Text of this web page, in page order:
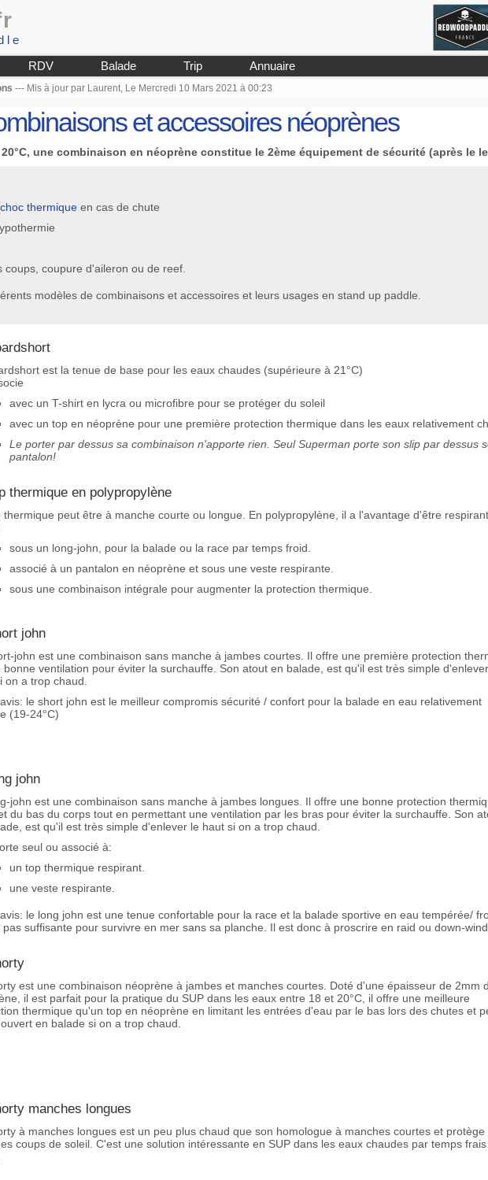
RDV Balade Trip Annuaire
--- Mis à jour par Laurent, Le Mercredi 10 Mars 2021 à 00:23
et accessoires néoprènes
une combinaison en néoprène constitue le 2ème équipement de sécurité (après le
choc thermique en cas de chute
coups, coupure d'aileron ou de reef.
modèles de combinaisons et accessoires et leurs usages en stand up paddle.
est la tenue de base pour les eaux chaudes (supérieure à 21°C)
avec un T-shirt en lycra ou microfibre pour se protéger du soleil
avec un top en néoprène pour une première protection thermique dans les eaux relativement
Le porter par dessus sa combinaison n'apporte rien. Seul Superman porte son slip par dessus
pantalon!
thermique en polypropylène
thermique peut être à manche courte ou longue. En polypropylène, il a l'avantage d'être
sous un long-john, pour la balade ou la race par temps froid.
associé à un pantalon en néoprène et sous une veste respirante.
sous une combinaison intégrale pour augmenter la protection thermique.
john
john est une combinaison sans manche à jambes courtes. Il offre une première protection
bonne ventilation pour éviter la surchauffe. Son atout en balade, est qu'il est très simple
on a trop chaud.
le short john est le meilleur compromis sécurité / confort pour la balade en eau relativement
(19-24°C)
john
john est une combinaison sans manche à jambes longues. Il offre une bonne protection
du bas du corps tout en permettant une ventilation par les bras pour éviter la surchauffe. Son
est qu'il est très simple d'enlever le haut si on a trop chaud.
seul ou associé à:
un top thermique respirant.
une veste respirante.
le long john est une tenue confortable pour la race et la balade sportive en eau tempérée/
suffisante pour survivre en mer sans sa planche. Il est donc à proscrire en raid ou down-
est une combinaison néoprène à jambes et manches courtes. Doté d'une épaisseur de 2mm
il est parfait pour la pratique du SUP dans les eaux entre 18 et 20°C, il offre une meilleure
thermique qu'un top en néoprène en limitant les entrées d'eau par le bas lors des chutes et
en balade si on a trop chaud.
manches longues
à manches longues est un peu plus chaud que son homologue à manches courtes et protège
coups de soleil. C'est une solution intéressante en SUP dans les eaux chaudes par temps